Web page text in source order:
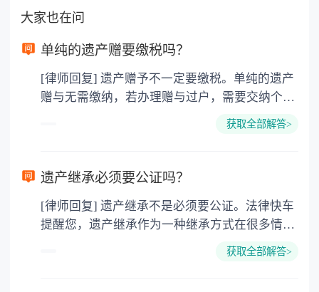
大家也在问
单纯的遗产赠要缴税吗？
[律师回复] 遗产赠予不一定要缴税。单纯的遗产
赠与无需缴纳，若办理赠与过户，需要交纳个人
所得税、契税和公证费。赠与过户是没有增值税
要缴纳公证费，具体如下： 1. 公证费：按房
3. 印花税：按房屋评估价的0.05%缴纳 4. 土
地增值税：按房价1%缴纳 5. 房屋产权登记费：
获取全部解答>
遗产继承必须要公证吗？
[律师回复] 遗产继承不是必须要公证。法律快车
提醒您，遗产继承作为一种继承方式在很多情况
下都是不需要公证的，当然，如果需要公正的也
获取全部解答>